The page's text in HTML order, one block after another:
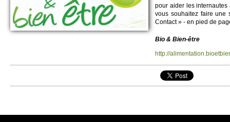
pour aider les inte­rnautes
vous so­uhaitez faire une
Contact » - en pied de
Bio & Bien-être
http://​